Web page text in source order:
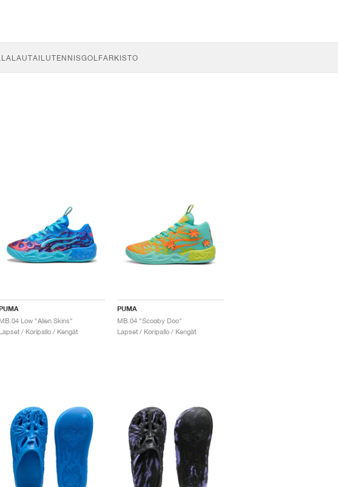
TENNISGOLFARKISTO
MB.04 Low "Alien Skins"
Lapset / Koripallo / Kengät
PUMA
MB.04 "Scooby Doo"
Lapset / Koripallo / Kengät